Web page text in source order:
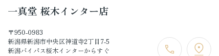
一真堂 桜木インター店
〒950-0983
新潟県新潟市中央区神道寺2丁目7-5
新潟バイパス桜木インターからすぐ